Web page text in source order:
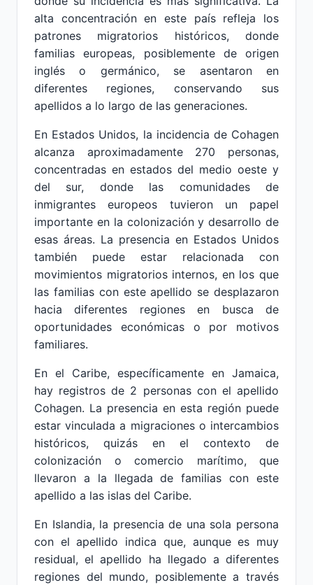
alta concentración en este país refleja los
patrones migratorios históricos, donde
familias europeas, posiblemente de origen
inglés o germánico, se asentaron en
diferentes regiones, conservando sus
apellidos a lo largo de las generaciones.
En Estados Unidos, la incidencia de Cohagen
alcanza aproximadamente 270 personas,
concentradas en estados del medio oeste y
del sur, donde las comunidades de
inmigrantes europeos tuvieron un papel
importante en la colonización y desarrollo de
esas áreas. La presencia en Estados Unidos
también puede estar relacionada con
movimientos migratorios internos, en los que
las familias con este apellido se desplazaron
hacia diferentes regiones en busca de
oportunidades económicas o por motivos
familiares.
En el Caribe, específicamente en Jamaica,
hay registros de 2 personas con el apellido
Cohagen. La presencia en esta región puede
estar vinculada a migraciones o intercambios
históricos, quizás en el contexto de
colonización o comercio marítimo, que
llevaron a la llegada de familias con este
apellido a las islas del Caribe.
En Islandia, la presencia de una sola persona
con el apellido indica que, aunque es muy
residual, el apellido ha llegado a diferentes
regiones del mundo, posiblemente a través